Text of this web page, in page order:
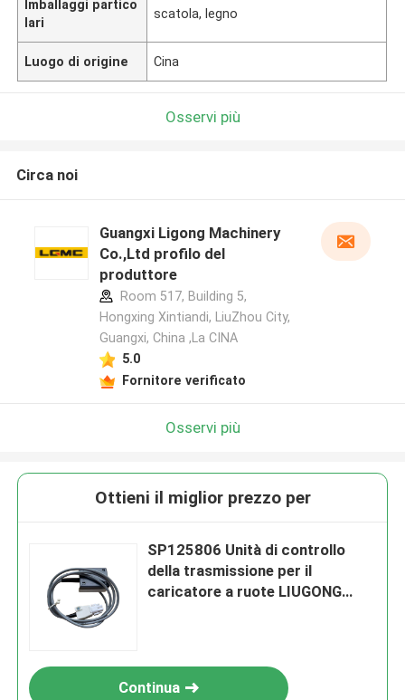
Imballaggi partico
lari
scatola, legno
Luogo di origine Cina
Osservi più
Circa noi
Guangxi Ligong Machinery
Co.,Ltd profilo del
produttore
Room 517, Building 5,
Hongxing Xintiandi, LiuZhou City,
Guangxi, China ,La CINA
5.0
Fornitore verificato
Osservi più
Ottieni il miglior prezzo per
SP125806 Unità di controllo
della trasmissione per il
caricatore a ruote LIUGONG
CLG862N、CLG870H、
CLG888、CLG890H
Continua